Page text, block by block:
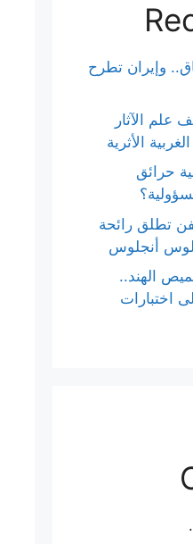
وإيران تطرح
علم الآثار
الأثرية
حرائق
تطلق رائحة
لوس أنجلوس
الهند..
اختبارات